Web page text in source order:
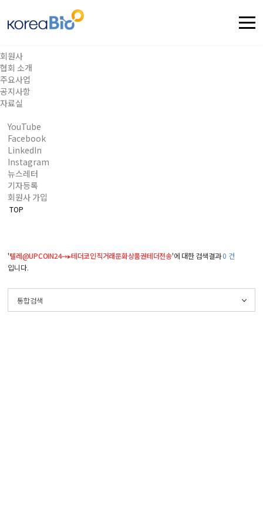
회원사
협회 소개
주요사업
공지사항
자료실
YouTube
Facebook
LinkedIn
Instagram
뉴스레터
기자등록
회원사 가입
TOP
'텔레@UPCOIN24➙▸테더코인직거래문화상품권테더전송'에 대한 검색결과0 건
입니다.
통합검색